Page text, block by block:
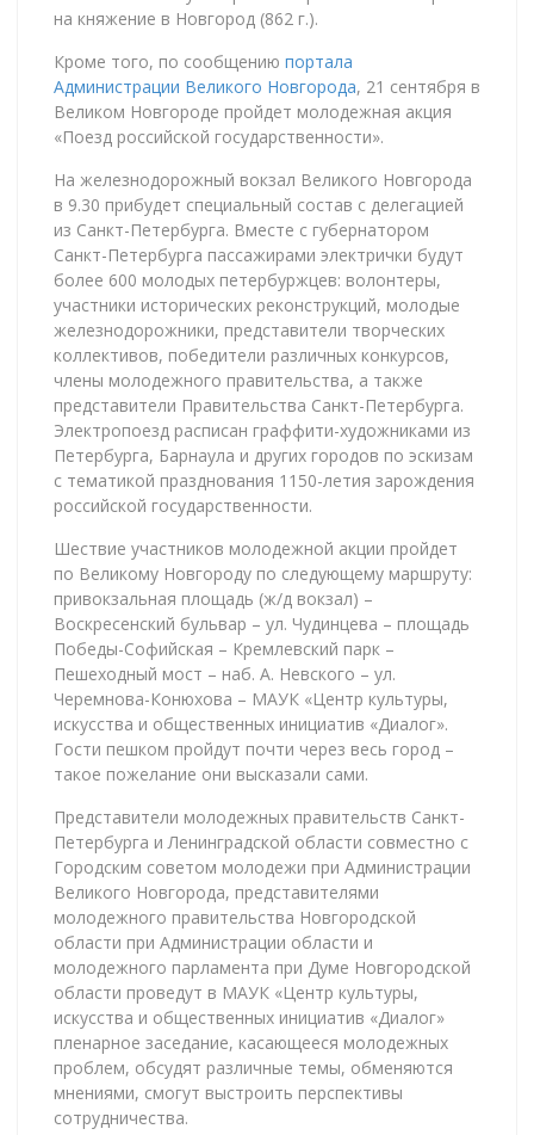
на княжение в Новгород (862 г.).
Кроме того, по сообщению портала
Администрации Великого Новгорода, 21 сентября в
Великом Новгороде пройдет молодежная акция
«Поезд российской государственности».
На железнодорожный вокзал Великого Новгорода
в 9.30 прибудет специальный состав с делегацией
из Санкт-Петербурга. Вместе с губернатором
Санкт-Петербурга пассажирами электрички будут
более 600 молодых петербуржцев: волонтеры,
участники исторических реконструкций, молодые
железнодорожники, представители творческих
коллективов, победители различных конкурсов,
члены молодежного правительства, а также
представители Правительства Санкт-Петербурга.
Электропоезд расписан граффити-художниками из
Петербурга, Барнаула и других городов по эскизам
с тематикой празднования 1150-летия зарождения
российской государственности.
Шествие участников молодежной акции пройдет
по Великому Новгороду по следующему маршруту:
привокзальная площадь (ж/д вокзал) –
Воскресенский бульвар – ул. Чудинцева – площадь
Победы-Софийская – Кремлевский парк –
Пешеходный мост – наб. А. Невского – ул.
Черемнова-Конюхова – МАУК «Центр культуры,
искусства и общественных инициатив «Диалог».
Гости пешком пройдут почти через весь город –
такое пожелание они высказали сами.
Представители молодежных правительств Санкт-
Петербурга и Ленинградской области совместно с
Городским советом молодежи при Администрации
Великого Новгорода, представителями
молодежного правительства Новгородской
области при Администрации области и
молодежного парламента при Думе Новгородской
области проведут в МАУК «Центр культуры,
искусства и общественных инициатив «Диалог»
пленарное заседание, касающееся молодежных
проблем, обсудят различные темы, обменяются
мнениями, смогут выстроить перспективы
сотрудничества.